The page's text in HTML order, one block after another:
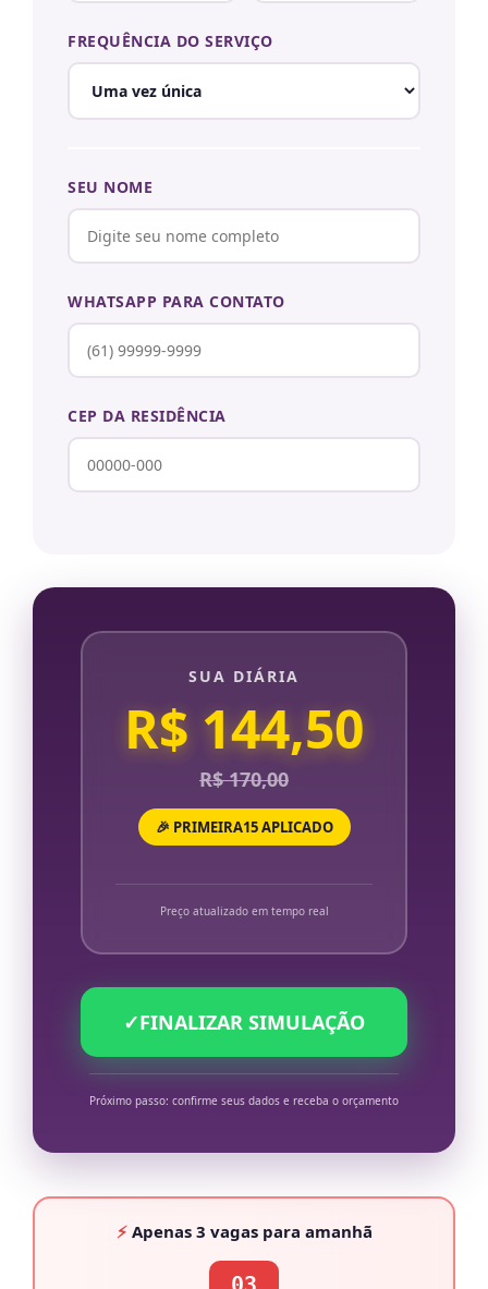
FREQUÊNCIA DO SERVIÇO
SEU NOME
WHATSAPP PARA CONTATO
CEP DA RESIDÊNCIA
SUA DIÁRIA
R$ 144,50
R$ 170,00
🎉 PRIMEIRA15 APLICADO
Preço atualizado em tempo real
✓FINALIZAR SIMULAÇÃO
Próximo passo: confirme seus dados e receba o orçamento
⚡Apenas 3 vagaspara amanhã